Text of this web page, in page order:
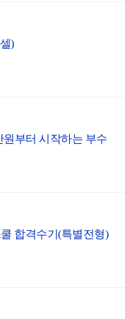
)
원부터 시작하는 부수
합격수기(특별전형)